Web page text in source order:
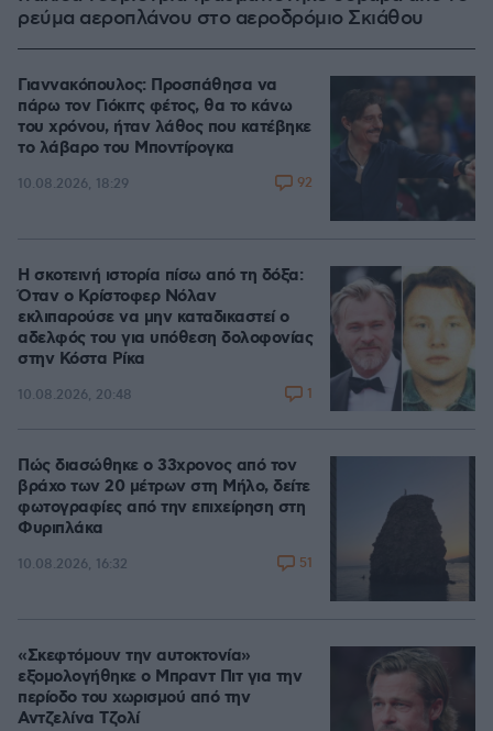
ρεύμα αεροπλάνου στο αεροδρόμιο Σκιάθου
Γιαννακόπουλος: Προσπάθησα να
πάρω τον Γιόκιτς φέτος, θα το κάνω
του χρόνου, ήταν λάθος που κατέβηκε
το λάβαρο του Μποντίρογκα
10.08.2026, 18:29 92
Η σκοτεινή ιστορία πίσω από τη δόξα:
Όταν ο Κρίστοφερ Νόλαν
εκλιπαρούσε να μην καταδικαστεί ο
αδελφός του για υπόθεση δολοφονίας
στην Κόστα Ρίκα
10.08.2026, 20:48 1
Πώς διασώθηκε ο 33χρονος από τον
βράχο των 20 μέτρων στη Μήλο, δείτε
φωτογραφίες από την επιχείρηση στη
Φυριπλάκα
10.08.2026, 16:32 51
«Σκεφτόμουν την αυτοκτονία»
εξομολογήθηκε ο Μπραντ Πιτ για την
περίοδο του χωρισμού από την
Αντζελίνα Τζολί